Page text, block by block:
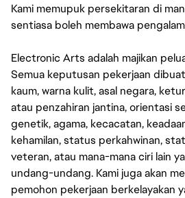
Kami memupuk persekitaran di
sentiasa boleh membawa
Electronic Arts adalah majikan
Semua keputusan pekerjaan
kaum, warna kulit, asal negara,
atau penzahiran jantina, orientasi
genetik, agama, kecacatan,
kehamilan, status perkahwinan,
veteran, atau mana-mana ciri lain
undang-undang. Kami juga akan
pemohon pekerjaan berkelayakan